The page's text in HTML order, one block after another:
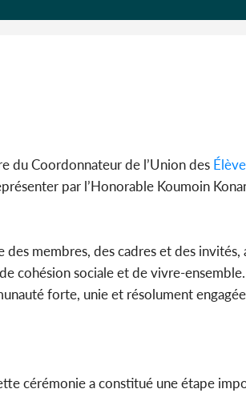
du Coordonnateur de l’Union des
par l’Honorable Koumoin
membres, des cadres et des
cohésion sociale et de vivre-
forte, unie et résolument
cérémonie a constitué une étape